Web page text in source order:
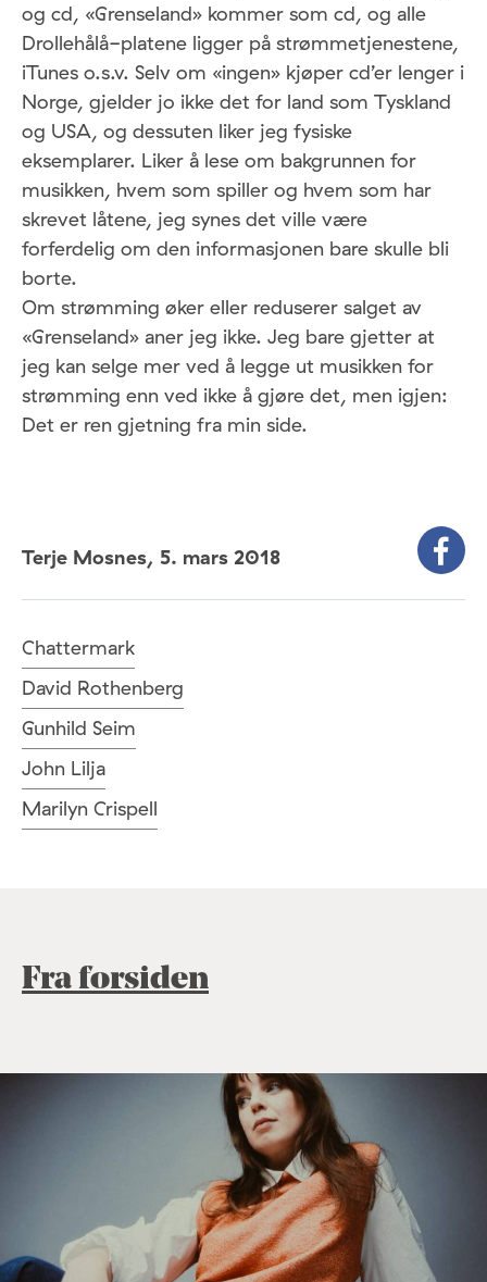
og cd, «Grenseland» kommer som cd, og alle
Drollehålå-platene ligger på strømmetjenestene,
iTunes o.s.v. Selv om «ingen» kjøper cd’er lenger i
Norge, gjelder jo ikke det for land som Tyskland
og USA, og dessuten liker jeg fysiske
eksemplarer. Liker å lese om bakgrunnen for
musikken, hvem som spiller og hvem som har
skrevet låtene, jeg synes det ville være
forferdelig om den informasjonen bare skulle bli
borte.
Om strømming øker eller reduserer salget av
«Grenseland» aner jeg ikke. Jeg bare gjetter at
jeg kan selge mer ved å legge ut musikken for
strømming enn ved ikke å gjøre det, men igjen:
Det er ren gjetning fra min side.
Terje Mosnes, 5. mars 2018
Chattermark
David Rothenberg
Gunhild Seim
John Lilja
Marilyn Crispell
Fra forsiden